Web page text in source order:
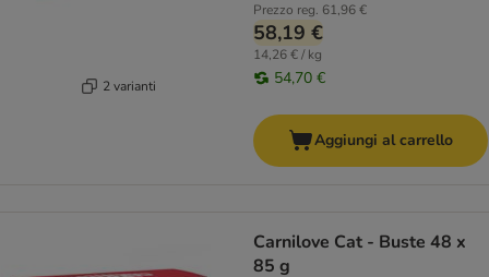
2 varianti
Prezzo reg. 61,96 €
58,19 €
14,26 € / kg
54,70 €
Aggiungi al carrello
Carnilove Cat - Buste 48 x
85 g